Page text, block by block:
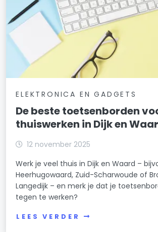
ELEKTRONICA EN GADGETS
De beste toetsenborden
thuiswerken in Dijk en
12 november 2025
Werk je veel thuis in Dijk en Waard –
Heerhugowaard, Zuid-Scharwoude of
Langedijk – en merk je dat je
tegen te werken?
LEES VERDER